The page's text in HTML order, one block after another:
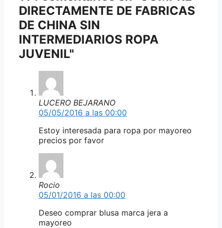
DIRECTAMENTE DE FABRICAS
DE CHINA SIN
INTERMEDIARIOS ROPA
JUVENIL"
LUCERO BEJARANO
05/05/2016 a las 00:00
Estoy interesada para ropa por mayoreo
precios por favor
Rocio
05/01/2016 a las 00:00
Deseo comprar blusa marca jera a
mayoreo